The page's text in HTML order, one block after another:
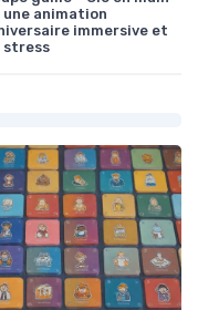
une animation
immersive et
stress